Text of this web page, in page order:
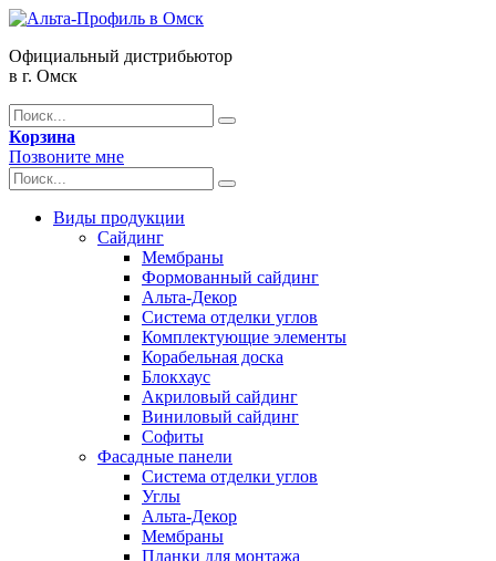
Официальный дистрибьютор
в г. Омск
Корзина
Позвоните мне
Виды продукции
Сайдинг
Мембраны
Формованный сайдинг
Альта-Декор
Система отделки углов
Комплектующие элементы
Корабельная доска
Блокхаус
Акриловый сайдинг
Виниловый сайдинг
Софиты
Фасадные панели
Система отделки углов
Углы
Альта-Декор
Мембраны
Планки для монтажа